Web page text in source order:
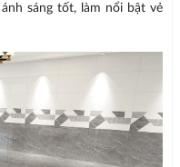
sáng tốt, làm nổi bật vẻ